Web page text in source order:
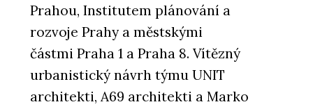
Prahou, Institutem plánování a
rozvoje Prahy a městskými
částmi Praha 1 a Praha 8. Vítězný
urbanistický návrh týmu UNIT
architekti, A69 architekti a Marko